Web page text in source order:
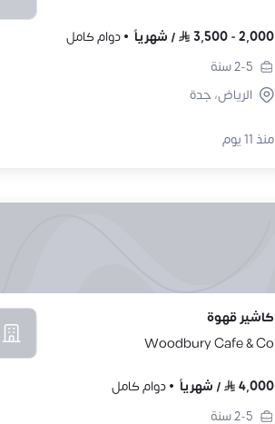
2,000
-
3,500
/ شهرياً
دوام كامل
2-5سنة
الرياض، جدة
منذ 11 يوم
كاشير قهوة
Woodbury Cafe & Co
4,000
/ شهرياً
دوام كامل
2-5سنة